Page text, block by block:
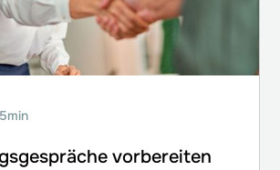
5min
vorbereiten